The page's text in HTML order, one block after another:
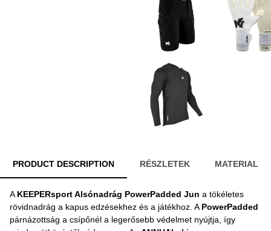
PRODUCT DESCRIPTION RÉSZLETEK MATERIAL
AKEEPERsport Alsónadrág PowerPadded Jun a tökéletes
rövidnadrág a kapus edzésekhez és a játékhoz. APowerPadded
párnázottság a csípőnél a legerősebb védelmet nyújtja, így